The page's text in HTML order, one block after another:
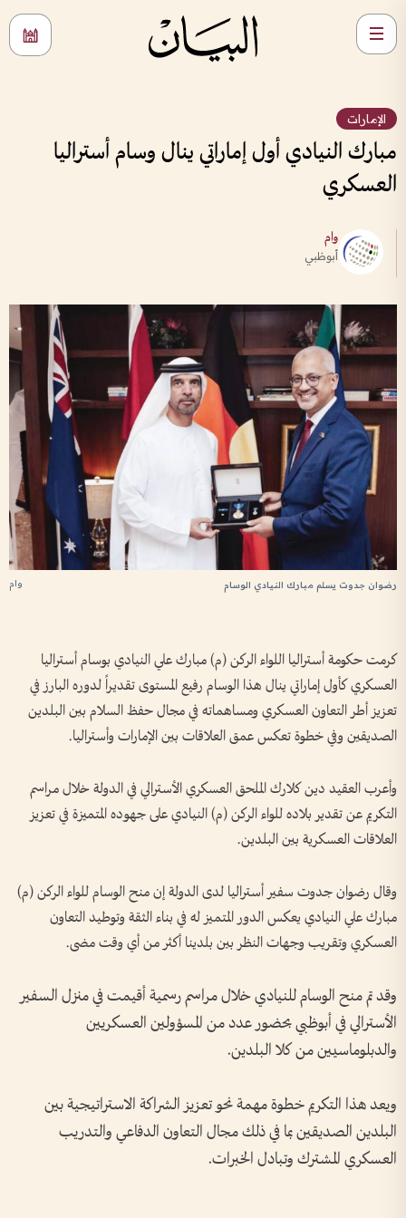
الإمارات
مبارك النيادي أول إماراتي ينال وسام أستراليا
العسكري
وام
أبوظبي
وام رضوان جدوت يسلم مبارك النيادي الوسام
كرمت حكومة أستراليا اللواء الركن (م) مبارك علي النيادي بوسام أستراليا
العسكري كأول إماراتي ينال هذا الوسام رفيع المستوى تقديراً لدوره البارز في
تعزيز أطر التعاون العسكري ومساهماته في مجال حفظ السلام بين البلدين
الصديقين وفي خطوة تعكس عمق العلاقات بين الإمارات وأستراليا.
وأعرب العقيد دين كلارك الملحق العسكري الأسترالي في الدولة خلال مراسم
التكريم عن تقدير بلاده للواء الركن (م) النيادي على جهوده المتميزة في تعزيز
العلاقات العسكرية بين البلدين.
وقال رضوان جدوت سفير أستراليا لدى الدولة إن منح الوسام للواء الركن (م)
مبارك علي النيادي يعكس الدور المتميز له في بناء الثقة وتوطيد التعاون
العسكري وتقريب وجهات النظر بين بلدينا أكثر من أي وقت مضى.
وقد تم منح الوسام للنيادي خلال مراسم رسمية أقيمت في منزل السفير
الأسترالي في أبوظبي بحضور عدد من المسؤولين العسكريين
والدبلوماسيين من كلا البلدين.
ويعد هذا التكريم خطوة مهمة نحو تعزيز الشراكة الاستراتيجية بين
البلدين الصديقين بما في ذلك مجال التعاون الدفاعي والتدريب
العسكري المشترك وتبادل الخبرات.